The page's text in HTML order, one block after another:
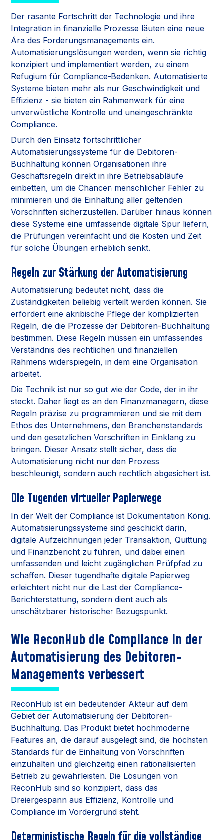
Der rasante Fortschritt der Technologie und ihre
Integration in finanzielle Prozesse läuten eine neue
Ära des Forderungsmanagements ein.
Automatisierungslösungen werden, wenn sie richtig
konzipiert und implementiert werden, zu einem
Refugium für Compliance-Bedenken. Automatisierte
Systeme bieten mehr als nur Geschwindigkeit und
Effizienz - sie bieten ein Rahmenwerk für eine
unverwüstliche Kontrolle und uneingeschränkte
Compliance.
Durch den Einsatz fortschrittlicher
Automatisierungssysteme für die Debitoren-
Buchhaltung können Organisationen ihre
Geschäftsregeln direkt in ihre Betriebsabläufe
einbetten, um die Chancen menschlicher Fehler zu
minimieren und die Einhaltung aller geltenden
Vorschriften sicherzustellen. Darüber hinaus können
diese Systeme eine umfassende digitale Spur liefern,
die Prüfungen vereinfacht und die Kosten und Zeit
für solche Übungen erheblich senkt.
Regeln zur Stärkung der Automatisierung
Automatisierung bedeutet nicht, dass die
Zuständigkeiten beliebig verteilt werden können. Sie
erfordert eine akribische Pflege der komplizierten
Regeln, die die Prozesse der Debitoren-Buchhaltung
bestimmen. Diese Regeln müssen ein umfassendes
Verständnis des rechtlichen und finanziellen
Rahmens widerspiegeln, in dem eine Organisation
arbeitet.
Die Technik ist nur so gut wie der Code, der in ihr
steckt. Daher liegt es an den Finanzmanagern, diese
Regeln präzise zu programmieren und sie mit dem
Ethos des Unternehmens, den Branchenstandards
und den gesetzlichen Vorschriften in Einklang zu
bringen. Dieser Ansatz stellt sicher, dass die
Automatisierung nicht nur den Prozess
beschleunigt, sondern auch rechtlich abgesichert ist.
Die Tugenden virtueller Papierwege
In der Welt der Compliance ist Dokumentation König.
Automatisierungssysteme sind geschickt darin,
digitale Aufzeichnungen jeder Transaktion, Quittung
und Finanzbericht zu führen, und dabei einen
umfassenden und leicht zugänglichen Prüfpfad zu
schaffen. Dieser tugendhafte digitale Papierweg
erleichtert nicht nur die Last der Compliance-
Berichterstattung, sondern dient auch als
unschätzbarer historischer Bezugspunkt.
Wie ReconHub die Compliance in der
Automatisierung des Debitoren-
Managements verbessert
ReconHub ist ein bedeutender Akteur auf dem
Gebiet der Automatisierung der Debitoren-
Buchhaltung. Das Produkt bietet hochmoderne
Features an, die darauf ausgelegt sind, die höchsten
Standards für die Einhaltung von Vorschriften
einzuhalten und gleichzeitig einen rationalisierten
Betrieb zu gewährleisten. Die Lösungen von
ReconHub sind so konzipiert, dass das
Dreiergespann aus Effizienz, Kontrolle und
Compliance im Vordergrund steht.